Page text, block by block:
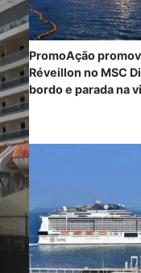
PromoAção
Réveillon no MSC
bordo e parada na